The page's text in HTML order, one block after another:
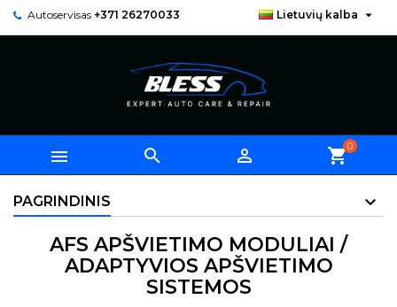
Autoservisas +371 26270033 Lietuvių kalba 
   shopping_cart0
PAGRINDINIS
AFS APŠVIETIMO MODULIAI /
ADAPTYVIOS APŠVIETIMO
SISTEMOS